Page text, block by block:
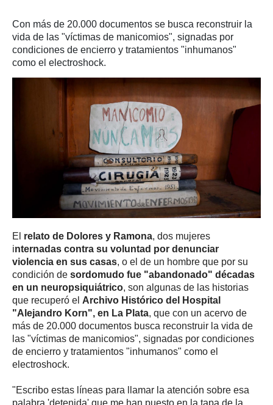
Con más de 20.000 documentos se busca reconstruir la
vida de las "víctimas de manicomios", signadas por
condiciones de encierro y tratamientos "inhumanos"
como el electroshock.
El relato de Dolores y Ramona, dos mujeres
internadas contra su voluntad por denunciar
violencia en sus casas, o el de un hombre que por su
condición de sordomudo fue "abandonado" décadas
en un neuropsiquiátrico, son algunas de las historias
que recuperó el Archivo Histórico del Hospital
"Alejandro Korn", en La Plata, que con un acervo de
más de 20.000 documentos busca reconstruir la vida de
las "víctimas de manicomios", signadas por condiciones
de encierro y tratamientos "inhumanos" como el
electroshock.
"Escribo estas líneas para llamar la atención sobre esa
palabra 'detenida' que me han puesto en la tapa de la